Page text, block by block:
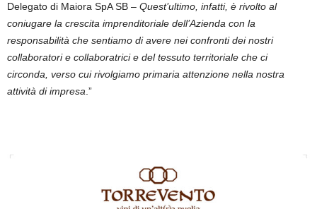
Delegato di Maiora SpA SB – Quest’ultimo, infatti, è rivolto al
coniugare la crescita imprenditoriale dell’Azienda con la
responsabilità che sentiamo di avere nei confronti dei nostri
collaboratori e collaboratrici e del tessuto territoriale che ci
circonda, verso cui rivolgiamo primaria attenzione nella nostra
attività di impresa.”